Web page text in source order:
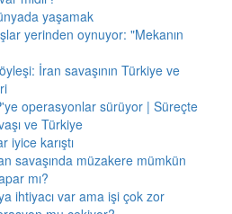
yaşamak
yerinden oynuyor: "Mekanın
İran savaşının Türkiye ve
operasyonlar sürüyor | Süreçte
ve Türkiye
iyice karıştı
savaşında müzakere mümkün
mı?
ihtiyacı var ama işi çok zor